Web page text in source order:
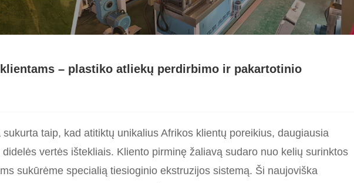
– plastiko atliekų perdirbimo ir pakartotinio
taip, kad atitiktų unikalius Afrikos klientų poreikius, daugiausia
vertės ištekliais. Kliento pirminę žaliavą sudaro nuo kelių surinktos
sukūrėme specialią tiesioginio ekstruzijos sistemą. Ši naujoviška